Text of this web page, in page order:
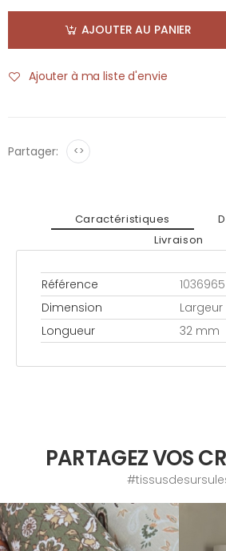
AJOUTER AU PANIER
Ajouter à ma liste d'envie
Partager: <>
Caractéristiques
Livraison
Référence
1036965
Dimension
Longueur
32 mm
PARTAGEZ VOS